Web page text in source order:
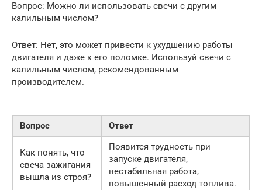
Вопрос: Можно ли использовать свечи с другим
калильным числом?
Ответ: Нет, это может привести к ухудшению работы
двигателя и даже к его поломке. Используй свечи с
калильным числом, рекомендованным
производителем.
Вопрос Ответ
Как понять, что
свеча зажигания
вышла из строя?
Появится трудность при
запуске двигателя,
нестабильная работа,
повышенный расход топлива.